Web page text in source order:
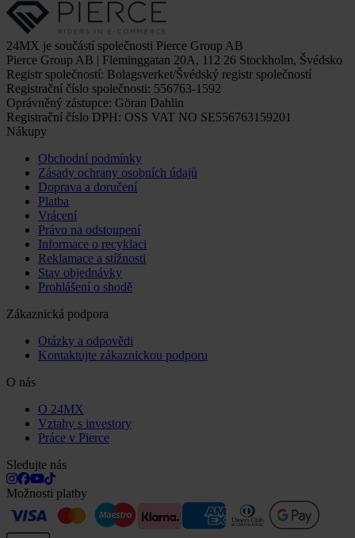
24MX je součástí společnosti Pierce Group AB
Pierce Group AB | Fleminggatan 20A, 112 26 Stockholm, Švédsko
Registr společností: Bolagsverket/Švédský registr společností
Registrační číslo společnosti: 556763-1592
Oprávněný zástupce: Göran Dahlin
Registrační číslo DPH: OSS VAT NO SE556763159201
Nákupy
Obchodní podmínky
Zásady ochrany osobních údajů
Doprava a doručení
Platba
Vrácení
Právo na odstoupení
Informace o recyklaci
Reklamace a stížnosti
Stav objednávky
Prohlášení o shodě
Zákaznická podpora
Otázky a odpovědi
Kontaktujte zákaznickou podporu
O nás
O 24MX
Vztahy s investory
Práce v Pierce
Sledujte nás
Možnosti platby